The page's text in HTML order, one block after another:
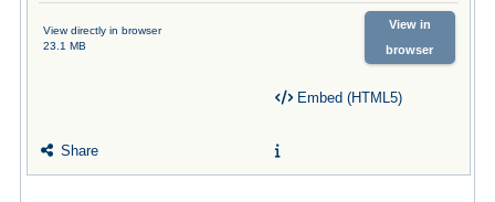
View directly in browser
23.1 MB
View in
browser
Share
Embed (HTML5)